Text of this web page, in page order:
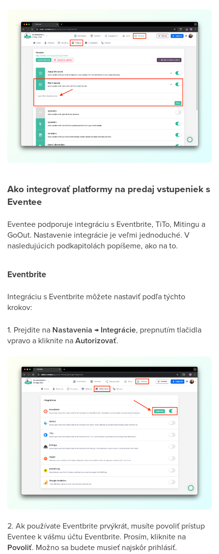
Ako integrovať platformy na predaj vstupeniek s
Eventee
Eventee podporuje integráciu s Eventbrite, TiTo, Mitingu a
GoOut. Nastavenie integrácie je veľmi jednoduché. V
nasledujúcich podkapitolách popíšeme, ako na to.
Eventbrite
Integráciu s Eventbrite môžete nastaviť podľa týchto
krokov:
1. Prejdite na Nastavenia → Integrácie, prepnutím tlačidla
vpravo a kliknite naAutorizovať.
2. Ak používate Eventbrite prvýkrát, musíte povoliť prístup
Eventee k vášmu účtu Eventbrite. Prosím, kliknite na
Povoliť. Možno sa budete musieť najskôr prihlásiť.